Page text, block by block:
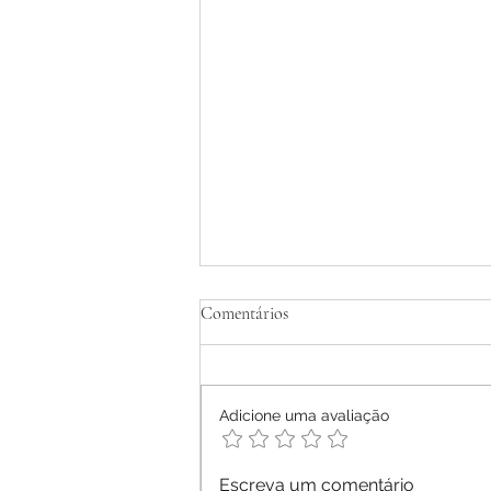
Tratamento Homeopático de
Relato de Caso
Comentários
Adicione uma avaliação
Escreva um comentário